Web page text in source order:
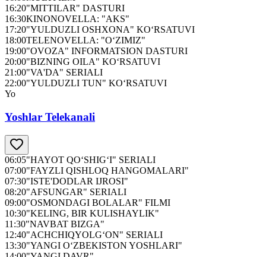
16:20"MITTILAR" DASTURI
16:30KINONOVELLA: "AKS"
17:20"YULDUZLI OSHXONA" KO‘RSATUVI
18:00TELENOVELLA: "O‘ZIMIZ"
19:00"OVOZA" INFORMATSION DASTURI
20:00"BIZNING OILA" KO‘RSATUVI
21:00"VA'DA" SERIALI
22:00"YULDUZLI TUN" KO‘RSATUVI
Yo
Yoshlar Telekanali
06:05"HAYOT QO‘SHIG‘I" SERIALI
07:00"FAYZLI QISHLOQ HANGOMALARI"
07:30"ISTE'DODLAR IJROSI"
08:20"AFSUNGAR" SERIALI
09:00"OSMONDAGI BOLALAR" FILMI
10:30"KELING, BIR KULISHAYLIK"
11:30"NAVBAT BIZGA"
12:40"ACHCHIQYOLG‘ON" SERIALI
13:30"YANGI O‘ZBEKISTON YOSHLARI"